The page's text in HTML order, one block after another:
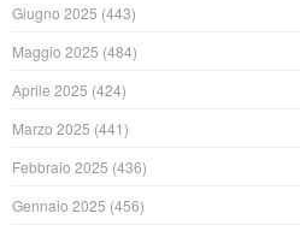
Giugno 2025 (443)
Maggio 2025 (484)
Aprile 2025 (424)
Marzo 2025 (441)
Febbraio 2025 (436)
Gennaio 2025 (456)